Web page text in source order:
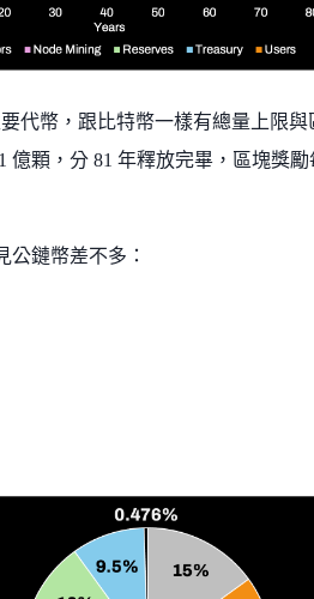
代幣，跟比特幣一樣有總量上限與
億顆，分 81 年釋放完畢，區塊獎勵
公鏈幣差不多：